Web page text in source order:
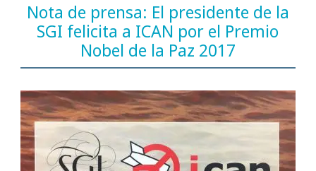
Nota de prensa: El presidente de la
SGI felicita a ICAN por el Premio
Nobel de la Paz 2017